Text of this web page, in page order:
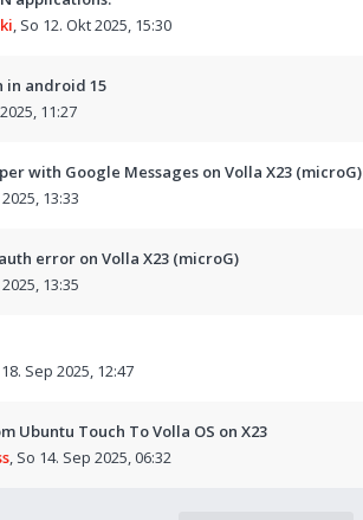
, So 12. Okt 2025, 15:30
in android 15
11:27
with Google Messages on Volla X23 (microG)
13:33
error on Volla X23 (microG)
13:35
Sep 2025, 12:47
Ubuntu Touch To Volla OS on X23
, So 14. Sep 2025, 06:32